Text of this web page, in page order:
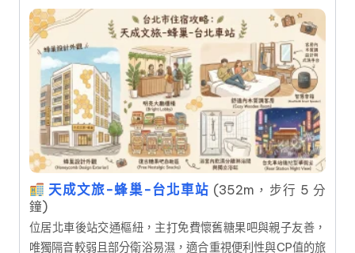
天成文旅-蜂巢-台北車站 (352m，步行 5 分
鐘)
位居北車後站交通樞紐，主打免費懷舊糖果吧與親子友善，
唯獨隔音較弱且部分衛浴易濕，適合重視便利性與CP值的旅